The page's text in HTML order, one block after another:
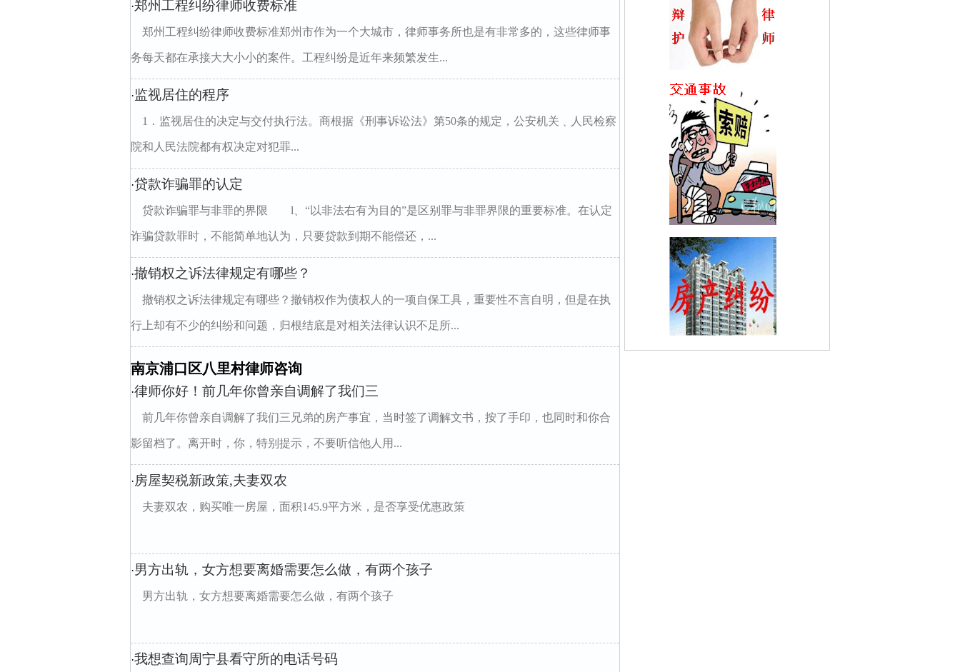
·郑州工程纠纷律师收费标准
郑州工程纠纷律师收费标准郑州市作为一个大城市，律师事务所也是有非常多的，这些律师事
务每天都在承接大大小小的案件。工程纠纷是近年来频繁发生...
·监视居住的程序
1．监视居住的决定与交付执行‌法。商‌根据《刑事诉讼法》第50条的规定‌，‌公安机关﹑人民检察
院和人民法院都有权决定对犯罪...
·贷款诈骗罪的认定
贷款诈骗罪与非罪的界限 l、“以非法右有为目的”是区别罪与非罪界限的重要标准。在认定
诈骗贷款罪时，不能简单地认为，只要贷款到期不能偿还，...
·撤销权之诉法律规定有哪些？
撤销权之诉法律规定有哪些？撤销权作为债权人的一项自保工具，重要性不言自明，但是在执
行上却有不少的纠纷和问题，归根结底是对相关法律认识不足所...
南京浦口区八里村律师咨询
·律师你好！前几年你曾亲自调解了我们三
前几年你曾亲自调解了我们三兄弟的房产事宜，当时签了调解文书，按了手印，也同时和你合
影留档了。离开时，你，特别提示，不要听信他人用...
·房屋契税新政策,夫妻双农
夫妻双农，购买唯一房屋，面积145.9平方米，是否享受优惠政策
·男方出轨，女方想要离婚需要怎么做，有两个孩子
男方出轨，女方想要离婚需要怎么做，有两个孩子
·我想查询周宁县看守所的电话号码
明因寺婚姻家庭律师 乌江镇婚姻家庭律